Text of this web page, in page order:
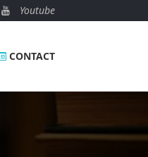
Youtube
CONTACT